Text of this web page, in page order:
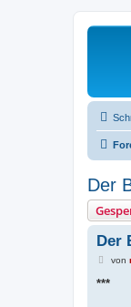
Der
Der
B
i
von
***